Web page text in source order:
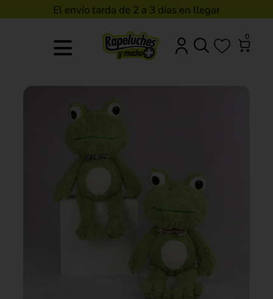
El envío tarda de 2 a 3 días en llegar
0